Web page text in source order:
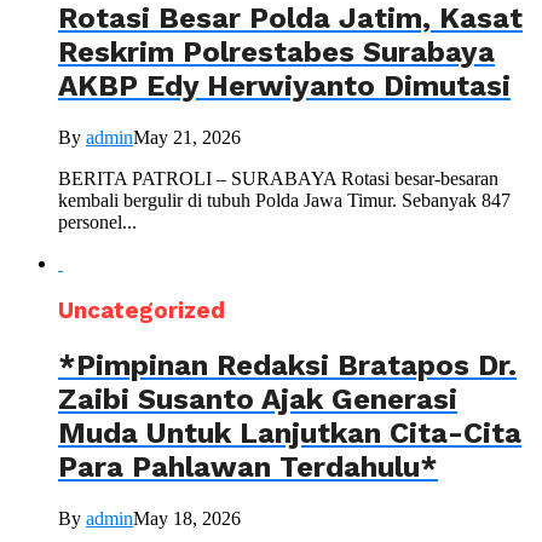
Rotasi Besar Polda Jatim, Kasat
Reskrim Polrestabes Surabaya
AKBP Edy Herwiyanto Dimutasi
By adminMay 21, 2026
BERITA PATROLI – SURABAYA Rotasi besar-besaran
kembali bergulir di tubuh Polda Jawa Timur. Sebanyak 847
personel...
Uncategorized
*Pimpinan Redaksi Bratapos Dr.
Zaibi Susanto Ajak Generasi
Muda Untuk Lanjutkan Cita-Cita
Para Pahlawan Terdahulu*
By adminMay 18, 2026